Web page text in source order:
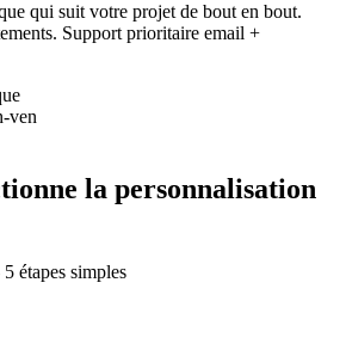
qui suit votre projet de bout en bout.
Support prioritaire email +
ven
la personnalisation
étapes simples